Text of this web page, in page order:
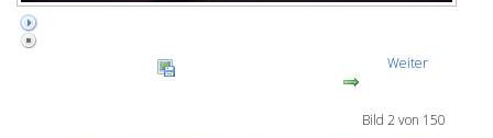
Weiter
Bild 2 von 150